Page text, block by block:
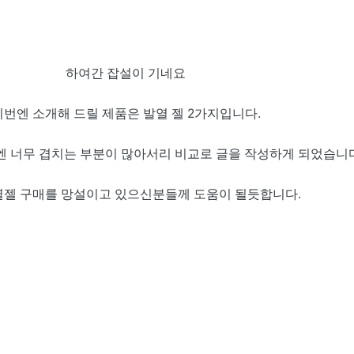
하여간 잡설이 기네요
번엔 소개해 드릴 제품은 발열 젤 2가지입니다.
너무 겹치는 부분이 많아서리 비교로 글을 작성하게 되었습니
젤 구매를 망설이고 있으신분들께 도움이 될듯합니다.